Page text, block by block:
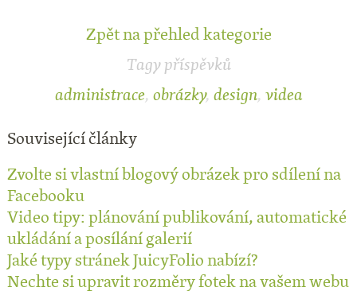
Zpět na přehled kategorie
Tagy příspěvků
administrace, obrázky, design, videa
Související články
Zvolte si vlastní blogový obrázek pro sdílení na
Facebooku
Video tipy: plánování publikování, automatické
ukládání a posílání galerií
Jaké typy stránek JuicyFolio nabízí?
Nechte si upravit rozměry fotek na vašem webu